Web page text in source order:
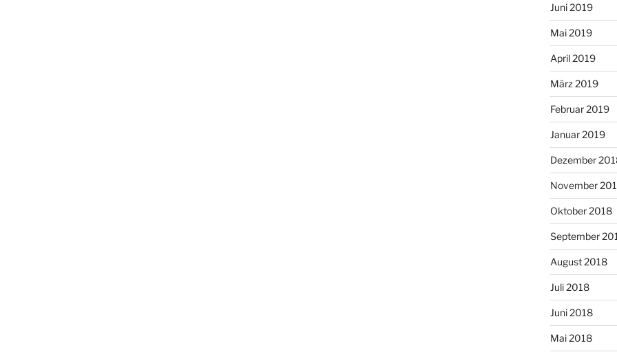
Juni 2019
Mai 2019
April 2019
März 2019
Februar 2019
Januar 2019
Dezember
November
Oktober 2018
September
August 2018
Juli 2018
Juni 2018
Mai 2018